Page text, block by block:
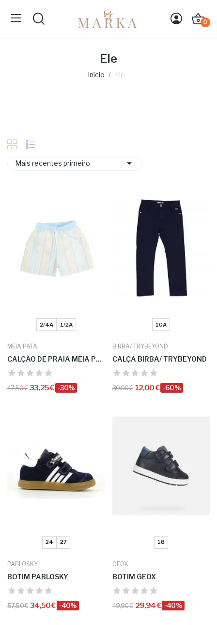
0
Ele
Início Ele
Mais recentes primeiro 
2/4A 1/2A
MEIA PATA
CALÇÃO DE PRAIA MEIA PATA
47,50 € 33,25 € -30%
10A
BIRBA/ TRYBEYOND
CALÇA BIRBA/ TRYBEYOND
30,00 € 12,00 € -60%
24 27
PABLOSKY
BOTIM PABLOSKY
57,50 € 34,50 € -40%
18
GEOX
BOTIM GEOX
49,90 € 29,94 € -40%